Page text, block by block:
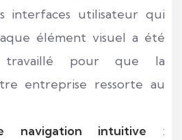
interfaces utilisateur qui
élément visuel a été
travaillé pour que la
entreprise ressorte au
navigation intuitive :